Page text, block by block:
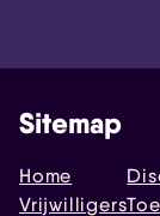
Sitemap
Home
Vrijwilligers